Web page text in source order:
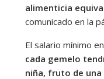
alimenticia
comunicado en la
El salario mínimo
cada gemelo
niña, fruto de una